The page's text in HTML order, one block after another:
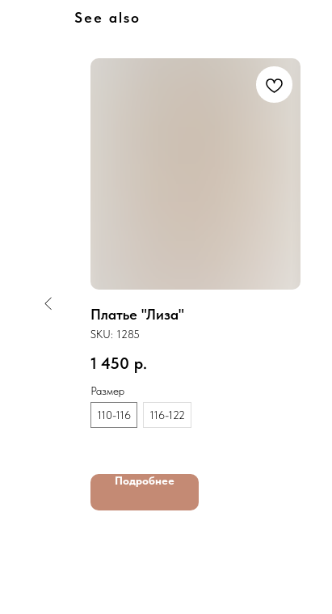
See also
Платье "Лиза"
SKU: 1285
1 450 р.
Размер
110-116
116-122
Подробнее